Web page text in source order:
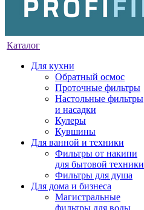
Каталог
Для кухни
Обратный осмос
Проточные фильтры
Настольные фильтры
и насадки
Кулеры
Кувшины
Для ванной и техники
Фильтры от накипи
для бытовой техники
Фильтры для душа
Для дома и бизнеса
Магистральные
фильтры для воды